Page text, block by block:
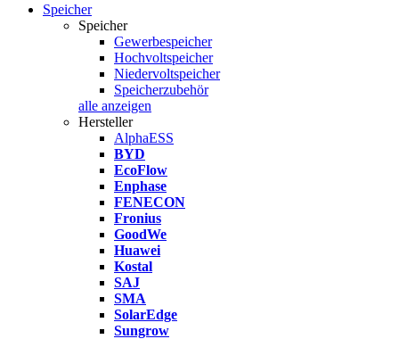
Speicher
Speicher
Gewerbespeicher
Hochvoltspeicher
Niedervoltspeicher
Speicherzubehör
alle anzeigen
Hersteller
AlphaESS
BYD
EcoFlow
Enphase
FENECON
Fronius
GoodWe
Huawei
Kostal
SAJ
SMA
SolarEdge
Sungrow